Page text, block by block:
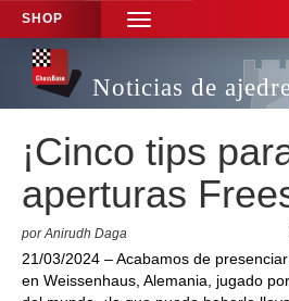
SHOP
TOGGLE
NAVIGATION
Noticias de
¡Cinco tips
aperturas
por Anirudh Daga
21/03/2024 – Acabamos de
en Weissenhaus, Alemania, jugado